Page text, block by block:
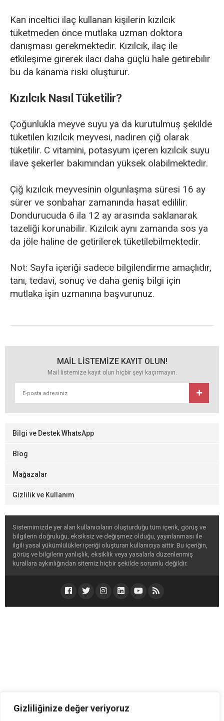
Gizliliğinize değer veriyoruz
Kan inceltici ilaç kullanan kişilerin kızılcık
tüketmeden önce mutlaka uzman doktora
danışması gerekmektedir. Kızılcık, ilaç ile
etkileşime girerek ilacı daha güçlü hale getirebilir
bu da kanama riski oluşturur.
Kızılcık Nasıl Tüketilir?
Çoğunlukla meyve suyu ya da kurutulmuş şekilde
tüketilen kızılcık meyvesi, nadiren çiğ olarak
tüketilir. C vitamini, potasyum içeren kızılcık suyu
ilave şekerler bakımından yüksek olabilmektedir.
Çiğ kızılcık meyvesinin olgunlaşma süresi 16 ay
sürer ve sonbahar zamanında hasat edililir.
Dondurucuda 6 ila 12 ay arasında saklanarak
tazeliği korunabilir. Kızılcık aynı zamanda sos ya
da jöle haline de getirilerek tüketilebilmektedir.
Not: Sayfa içeriği sadece bilgilendirme amaçlıdır,
tanı, tedavi, sonuç ve daha geniş bilgi için
mutlaka işin uzmanına başvurunuz.
MAİL LİSTEMİZE KAYIT OLUN!
Mail listemize kayıt olun hiçbir şeyi kaçırmayın.
Bilgi ve Destek WhatsApp
Blog
Mağazalar
Gizlilik ve Kullanım
Sistemimizde yer alan kullanıcıların oluşturduğu tüm içerik, görüş ve
bilgilerin doğruluğu, eksiksiz ve değişmez olduğu, yayınlanması ile
ilgili yasal yükümlülükler içeriği oluşturan kullanıcıya aittir. Bu içeriğin,
görüş ve bilgilerin yanlışlık, eksiklik veya yasalarla düzenlenmiş
kurallara aykırılığından sitemiz hiçbir şekilde sorumlu değildir.